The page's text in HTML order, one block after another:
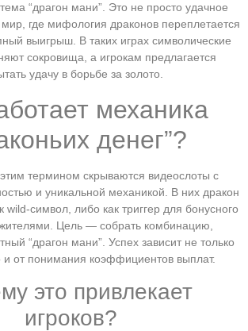
“драгон мани”. Это не просто удачное
где мифология драконов переплетается
выигрыш. В таких играх символические
сокровища, а игрокам предлагается
удачу в борьбе за золото.
механика
денег”?
термином скрываются видеослоты с
и уникальной механикой. В них дракон
wild-символ, либо как триггер для бонусного
Цель — собрать комбинацию,
“драгон мани”. Успех зависит не только
и от понимания коэффициентов выплат.
это привлекает
игроков?